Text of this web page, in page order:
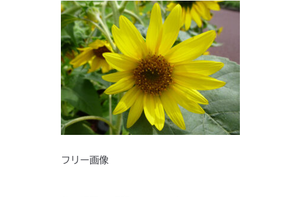
フリー画像